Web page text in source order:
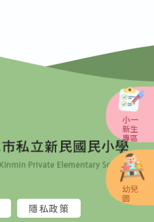
小一
新生
專區
幼兒
園
隱私政策